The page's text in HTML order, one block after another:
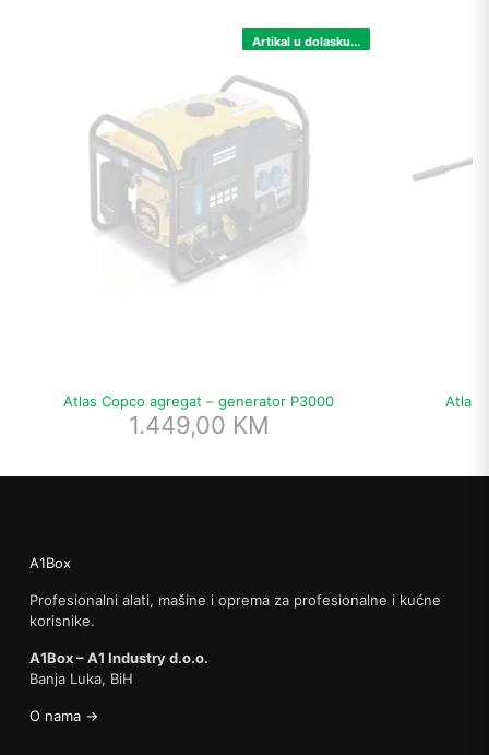
Artikal u dolasku...
Atlas Copco agregat – generator P3000
1.449,00 KM
Atlas
A1Box
Profesionalni alati, mašine i oprema za profesionalne i kućne
korisnike.
A1Box – A1 Industry d.o.o.
Banja Luka, BiH
O nama →